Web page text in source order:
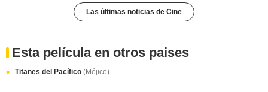
Las últimas noticias de Cine
Esta película en otros paises
Titanes del Pacífico (Méjico)